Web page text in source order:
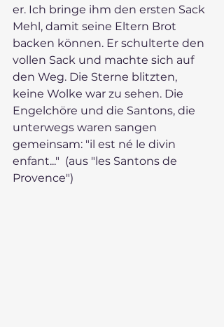
er. Ich bringe ihm den ersten Sack
Mehl, damit seine Eltern Brot
backen können. Er schulterte den
vollen Sack und machte sich auf
den Weg. Die Sterne blitzten,
keine Wolke war zu sehen. Die
Engelchöre und die Santons, die
unterwegs waren sangen
gemeinsam: "il est né le divin
enfant..."  (aus "les Santons de
Provence")